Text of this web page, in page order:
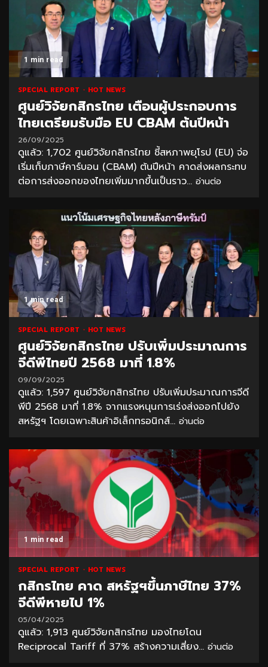
1 min read
SPECIAL REPORT HOT NEWS
ศูนย์วิจัยกสิกรไทย เตือนผู้ประกอบการ
ไทยเตรียมรับมือ EU CBAM ต้นปีหน้า
26/09/2025
ดูแล้ว: 1,702 ศูนย์วิจัยกสิกรไทย ชี้สหภาพยุโรป (EU) จ่อ
เริ่มเก็บภาษีคาร์บอน (CBAM) ต้นปีหน้า คาดส่งผลกระทบ
ต่อการส่งออกของไทยเพิ่มมากขึ้นเป็นราว... อ่านต่อ
1 min read
SPECIAL REPORT HOT NEWS
ศูนย์วิจัยกสิกรไทย ปรับเพิ่มประมาณการ
จีดีพีไทยปี 2568 มาที่ 1.8%
09/09/2025
ดูแล้ว: 1,597 ศูนย์วิจัยกสิกรไทย ปรับเพิ่มประมาณการจีดี
พีปี 2568 มาที่ 1.8% จากแรงหนุนการเร่งส่งออกไปยัง
สหรัฐฯ โดยเฉพาะสินค้าอิเล็กทรอนิกส์... อ่านต่อ
1 min read
SPECIAL REPORT HOT NEWS
กสิกรไทย คาด สหรัฐฯขึ้นภาษีไทย 37%
จีดีพีหายไป 1%
05/04/2025
ดูแล้ว: 1,913 ศูนย์วิจัยกสิกรไทย มองไทยโดน
Reciprocal Tariff ที่ 37% สร้างความเสี่ยง... อ่านต่อ